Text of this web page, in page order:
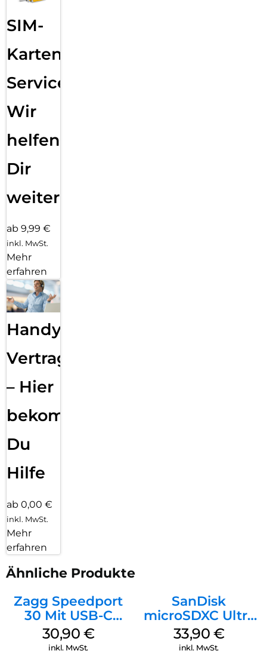
Mit dem EASY-ON MountMaster wird das Anbringen deines
iPhone 16e / 17e Panzerglases so einfach wie nie zuvor. Das
du es nur noch aufsetzen musst. Einfach auflegen, Lasche
Panzerglas in nur 3 Sekunden perfekt, blasenfrei und exakt
ausgerichtet auf deinem Display. Die intelligente
Montagehilfe sorgt dabei für eine präzise Positionierung,
reduziert Staubpartikel und verhindert ein Verrutschen. Dank
auch ohne Erfahrung.
SIM-
Karten
Service:
Wir
helfen
Dir
weiter
ab 9,99 €
inkl. MwSt.
Mehr
erfahren
Handy
Vertragsabwicklung
– Hier
bekommst
Du
Hilfe
ab 0,00 €
inkl. MwSt.
Mehr
erfahren
Ähnliche Produkte
Zagg Speedport
30 Mit USB-C
Kabel Weiß
30,90 €
inkl. MwSt.
SanDisk
microSDXC Ultra
128 GB + Adapter
Mobile
33,90 €
inkl. MwSt.